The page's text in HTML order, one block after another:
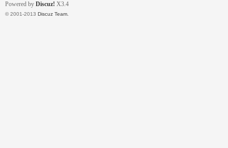
Powered by Discuz! X3.4
© 2001-2013 Discuz Team.